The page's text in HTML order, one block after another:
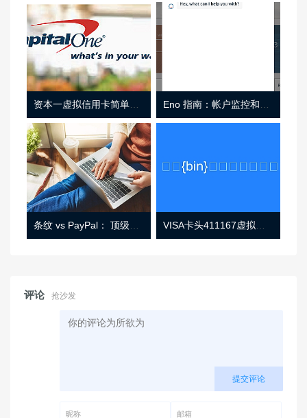
资本一虚拟信用卡简单介绍
条纹 vs PayPal： 顶级功能， 定价 （和更多！ VISA卡头411167虚拟卡基础信息
评论 抢沙发
提交评论